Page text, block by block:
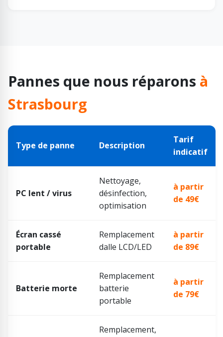
Pannes que nous réparons à
Strasbourg
Type de panne Description
Tarif
indicatif
PC lent / virus
Nettoyage,
désinfection,
optimisation
à partir
de 49€
Écran cassé
portable
Remplacement
dalle LCD/LED
à partir
de 89€
Batterie morte
Remplacement
batterie
portable
à partir
de 79€
Remplacement,